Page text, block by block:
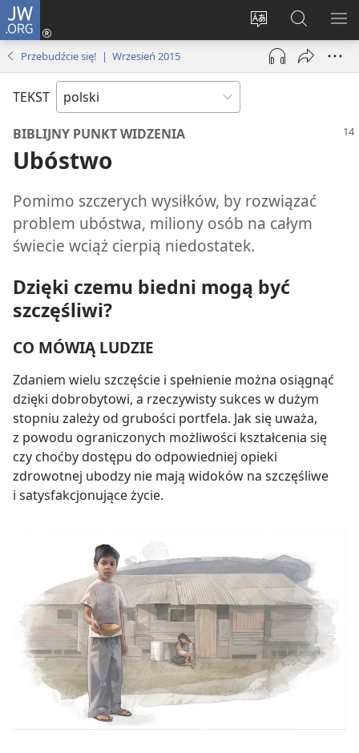
JW.ORG
Wybór
języka
Logowanie
(opens
window)
Szukaj
na
JW.ORG
Przebudźcie się! | Wrzesień 2015
TEKST
BIBLIJNY PUNKT WIDZENIA
Ubóstwo
Pomimo szczerych wysiłków, by rozwiązać
problem ubóstwa, miliony osób na całym
świecie wciąż cierpią niedostatek.
Dzięki czemu biedni mogą być
szczęśliwi?
CO MÓWIĄ LUDZIE
Zdaniem wielu szczęście i spełnienie można osiągnąć
dzięki dobrobytowi, a rzeczywisty sukces w dużym
stopniu zależy od grubości portfela. Jak się uważa,
z powodu ograniczonych możliwości kształcenia się
czy choćby dostępu do odpowiedniej opieki
zdrowotnej ubodzy nie mają widoków na szczęśliwe
i satysfakcjonujące życie.